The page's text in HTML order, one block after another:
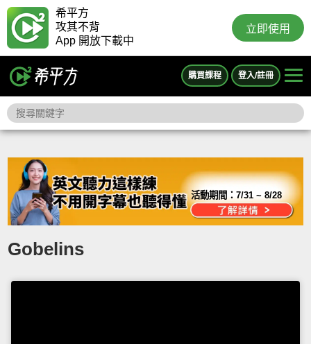
希平方
攻其不背
App 開放下載中
立即使用
購買課程 登入/註冊
活動期間：7/31 ~ 8/28
Gobelins